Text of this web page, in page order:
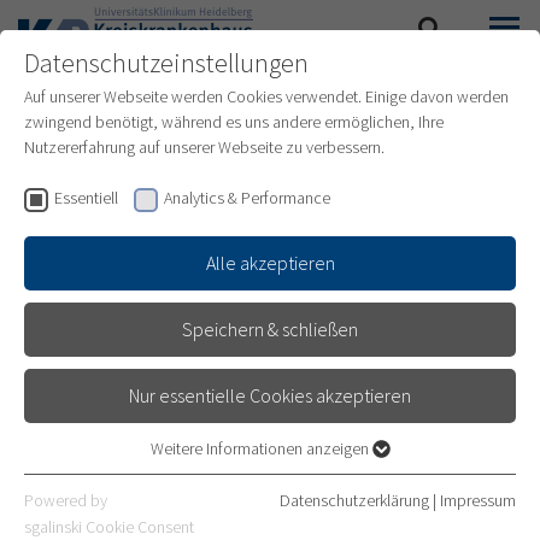
PRESSE UND
VERANSTALTUNGEN
Sie haben Fragen zum Kreiskrankenhaus Bergstraße
oder benötigen Bildmaterial?
Gerne unterstützen wir Sie bei Ihrer Recherche.
Datenschutzeinstellungen
Auf unserer Webseite werden Cookies verwendet. Einige davon werden
zwingend benötigt, während es uns andere ermöglichen, Ihre
Nutzererfahrung auf unserer Webseite zu verbessern.
Essentiell Analytics & Performance
Alle akzeptieren
Speichern & schließen
Nur essentielle Cookies akzeptieren
Essentielle Cookies werden für grundlegende Funktionen der
Webseite benötigt. Dadurch ist gewährleistet, dass die Webseite
Weitere Informationen anzeigen
Powered by
sgalinski Cookie Consent
Datenschutzerklärung | Impressum